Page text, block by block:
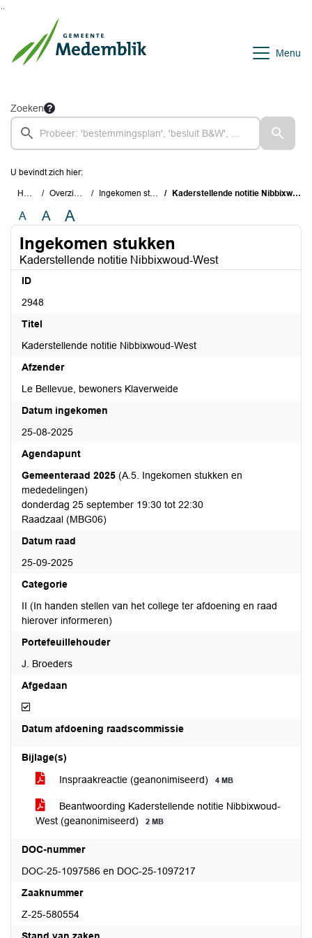
Menu
Zoeken
U bevindt zich hier:
Home Overzichten Ingekomen stukken Kaderstellende notitie Nibbixwoud-West
A A A
Ingekomen stukken
Kaderstellende notitie Nibbixwoud-West
ID
2948
Titel
Kaderstellende notitie Nibbixwoud-West
Afzender
Le Bellevue, bewoners Klaverweide
Datum ingekomen
25-08-2025
Agendapunt
Gemeenteraad 2025 (A.5. Ingekomen stukken en
mededelingen)
donderdag 25 september 19:30 tot 22:30
Raadzaal (MBG06)
Datum raad
25-09-2025
Categorie
II (In handen stellen van het college ter afdoening en raad
hierover informeren)
Portefeuillehouder
J. Broeders
Afgedaan
Afgedaan
Datum afdoening raadscommissie
Bijlage(s)
Inspraakreactie (geanonimiseerd)
4 MB
Beantwoording Kaderstellende notitie Nibbixwoud-
West (geanonimiseerd)
2 MB
DOC-nummer
DOC-25-1097586 en DOC-25-1097217
Zaaknummer
Z-25-580554